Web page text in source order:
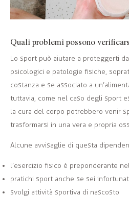
Quali problemi possono
Lo sport può aiutare a proteggerti
psicologici e patologie fisiche,
costanza e se associato a
tuttavia, come nel caso degli sport
la cura del corpo potrebbero venir
trasformarsi in una vera e propria
Alcune avvisaglie di questa
l’esercizio fisico è preponderante
pratichi sport anche se sei
svolgi attività sportiva di nascosto